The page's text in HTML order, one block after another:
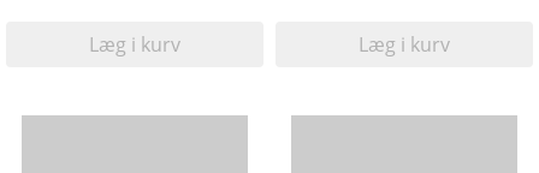
Læg i kurv Læg i kurv